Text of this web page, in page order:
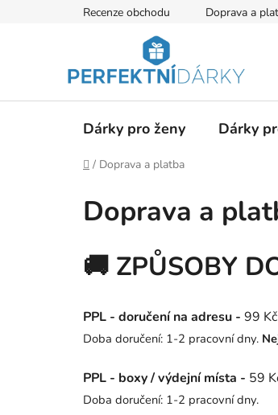
Recenze obchodu Doprava a
Dárky pro ženy Dárky
Domů
/ Doprava a platba
Doprava a
🚚 ZPŮSOBY
PPL - doručení na adresu - 99 Kč
Doba doručení: 1-2 pracovní dny.
PPL - boxy / výdejní místa - 59
Doba doručení: 1-2 pracovní dny.